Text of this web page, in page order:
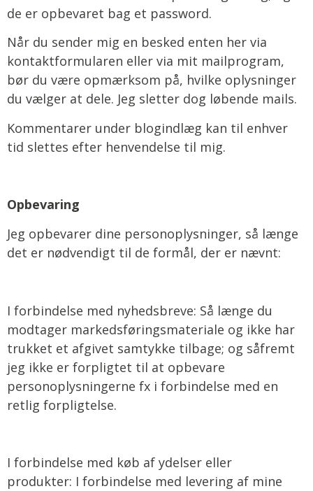
de er opbevaret bag et password.
Når du sender mig en besked enten her via
kontaktformularen eller via mit mailprogram,
bør du være opmærksom på, hvilke oplysninger
du vælger at dele. Jeg sletter dog løbende mails.
Kommentarer under blogindlæg kan til enhver
tid slettes efter henvendelse til mig.
Opbevaring
Jeg opbevarer dine personoplysninger, så længe
det er nødvendigt til de formål, der er nævnt:
I forbindelse med nyhedsbreve: Så længe du
modtager markedsføringsmateriale og ikke har
trukket et afgivet samtykke tilbage; og såfremt
jeg ikke er forpligtet til at opbevare
personoplysningerne fx i forbindelse med en
retlig forpligtelse.
I forbindelse med køb af ydelser eller
produkter: I forbindelse med levering af mine